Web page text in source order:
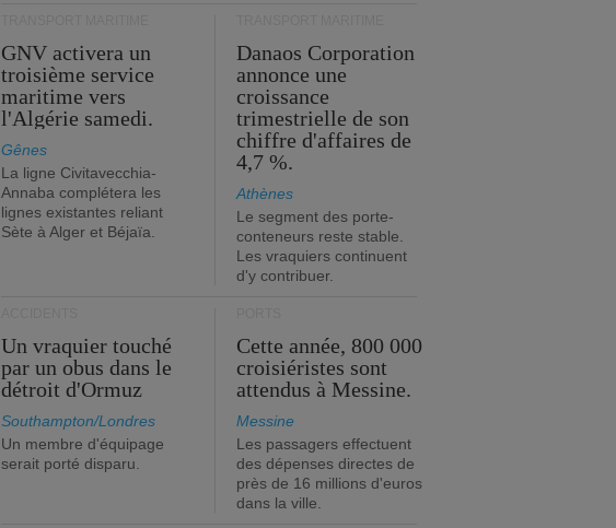
GNV activera un
troisième service
maritime vers
l'Algérie samedi.
Gênes
La ligne Civitavecchia-
Annaba complétera les
lignes existantes reliant
Sète à Alger et Béjaïa.
Danaos Corporation
annonce une
croissance
trimestrielle de son
chiffre d'affaires de
4,7 %.
Athènes
Le segment des porte-
conteneurs reste stable.
Les vraquiers continuent
d'y contribuer.
Un vraquier touché
par un obus dans le
détroit d'Ormuz
Southampton/Londres
Un membre d'équipage
serait porté disparu.
Cette année, 800 000
croisiéristes sont
attendus à Messine.
Messine
Les passagers effectuent
des dépenses directes de
près de 16 millions d'euros
dans la ville.